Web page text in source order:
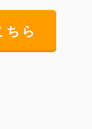
ちら